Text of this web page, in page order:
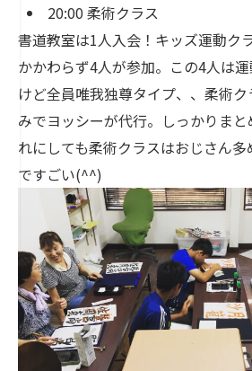
20:00 柔術クラス
書道教室は1人入会！キッズ運動ク
かかわらず4人が参加。この4人は
けど全員唯我独尊タイプ、、柔術
みでヨッシーが代行。しっかりま
れにしても柔術クラスはおじさん
ですごい(^^)